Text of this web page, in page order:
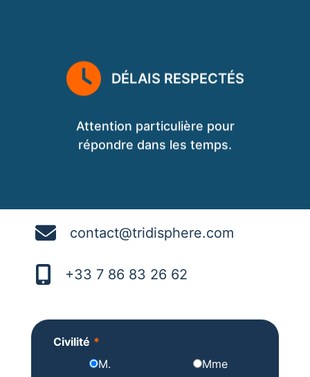
DÉLAIS RESPECTÉS
Attention particulière pour
répondre dans les temps.
contact@tridisphere.com
+33 7 86 83 26 62
Civilité *
M.
Mme